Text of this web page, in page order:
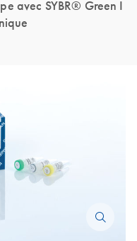
avec SYBR® Green I